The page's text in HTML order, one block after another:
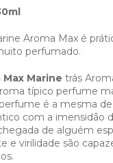
Aroma Max é
perfumado.
Marine trás
típico perfume
é a mesma
com a imensidão
de alguém
e virilidade são